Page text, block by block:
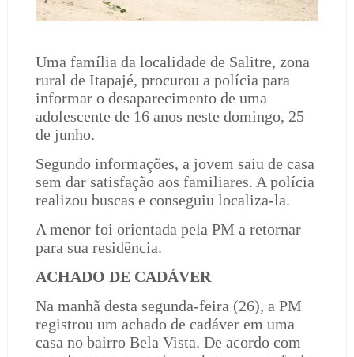
Uma família da localidade de Salitre, zona
rural de Itapajé, procurou a polícia para
informar o desaparecimento de uma
adolescente de 16 anos neste domingo, 25
de junho.
Segundo informações, a jovem saiu de casa
sem dar satisfação aos familiares. A polícia
realizou buscas e conseguiu localiza-la.
A menor foi orientada pela PM a retornar
para sua residência.
ACHADO DE CADÁVER
Na manhã desta segunda-feira (26), a PM
registrou um achado de cadáver em uma
casa no bairro Bela Vista. De acordo com